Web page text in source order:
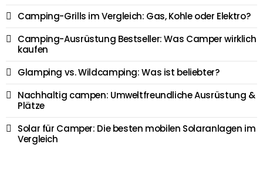
Camping-Grills im Vergleich: Gas, Kohle oder Elektro?
Camping-Ausrüstung Bestseller: Was Camper wirklich
kaufen
Glamping vs. Wildcamping: Was ist beliebter?
Nachhaltig campen: Umweltfreundliche Ausrüstung &
Plätze
Solar für Camper: Die besten mobilen Solaranlagen im
Vergleich